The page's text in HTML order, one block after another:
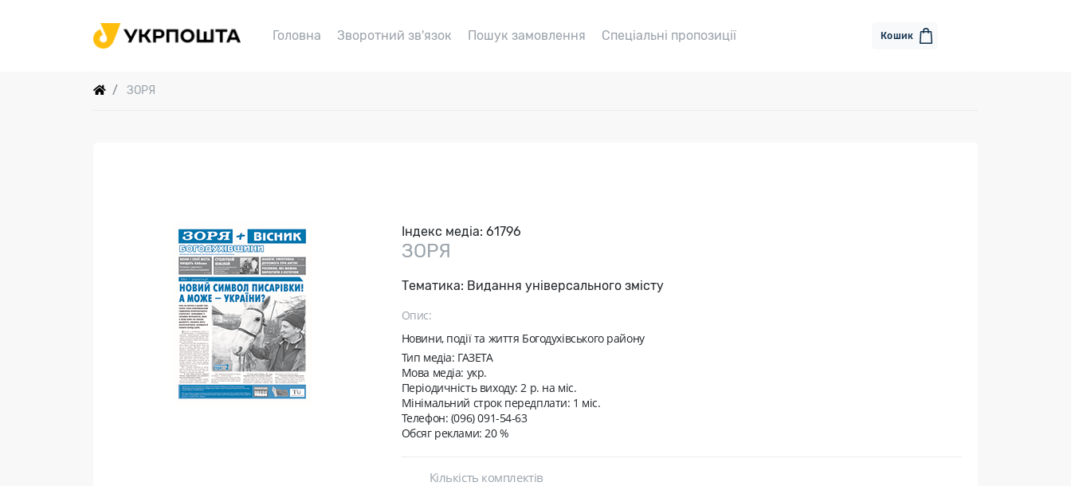
Головна Зворотний зв'язок Пошук замовлення Спеціальні пропозиції Кошик
ЗОРЯ
Індекс медіа: 61796
ЗОРЯ
Тематика: Видання універсального змісту
Опис:
Новини, події та життя Богодухівського району
Тип медіа: ГАЗЕТА
Мова медіа: укр.
Періодичність виходу:2 р. на мiс.
Мінімальний строк передплати: 1 міс.
Телефон: (096) 091-54-63
Обсяг реклами: 20 %
Кількість комплектів